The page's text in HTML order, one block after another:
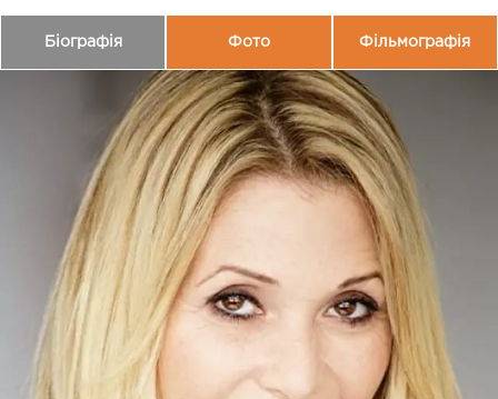
Біографія Фото Фільмографія